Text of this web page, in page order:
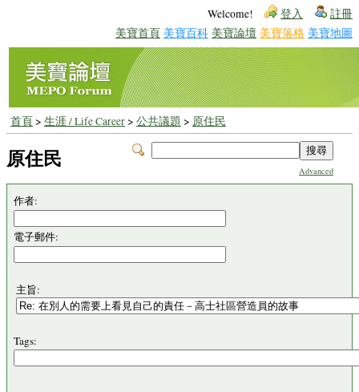
Welcome! 登入 註冊
美寶首頁 美寶百科 美寶論壇 美寶落格 美寶地圖
首頁> 生涯 / Life Career> 公共議題 > 原住民
Advanced
原住民
作者:
電子郵件:
主旨:
Tags: